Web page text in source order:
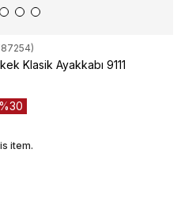
Klasik Ayakkabı 9111
30
item.